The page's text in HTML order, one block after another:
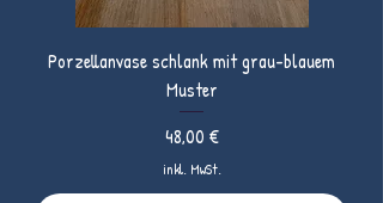
Porzellanvase schlank mit grau-blauem
Muster
Preis
48,00 €
inkl. MwSt.